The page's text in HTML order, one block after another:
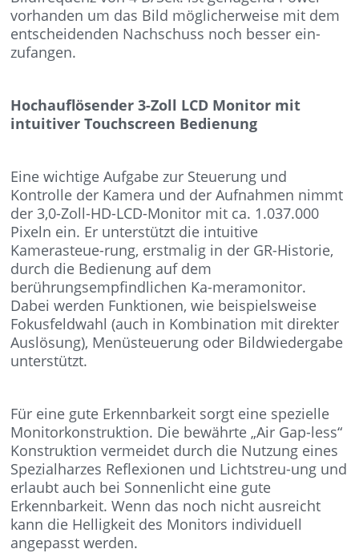
vorhanden um das Bild möglicherweise mit dem
entscheidenden Nachschuss noch besser ein-
zufangen.
Hochauflösender 3-Zoll LCD Monitor mit
intuitiver Touchscreen Bedienung
Eine wichtige Aufgabe zur Steuerung und
Kontrolle der Kamera und der Aufnahmen nimmt
der 3,0-Zoll-HD-LCD-Monitor mit ca. 1.037.000
Pixeln ein. Er unterstützt die intuitive
Kamerasteue-rung, erstmalig in der GR-Historie,
durch die Bedienung auf dem
berührungsempfindlichen Ka-meramonitor.
Dabei werden Funktionen, wie beispielsweise
Fokusfeldwahl (auch in Kombination mit direkter
Auslösung), Menüsteuerung oder Bildwiedergabe
unterstützt.
Für eine gute Erkennbarkeit sorgt eine spezielle
Monitorkonstruktion. Die bewährte „Air Gap-less“
Konstruktion vermeidet durch die Nutzung eines
Spezialharzes Reflexionen und Lichtstreu-ung und
erlaubt auch bei Sonnenlicht eine gute
Erkennbarkeit. Wenn das noch nicht ausreicht
kann die Helligkeit des Monitors individuell
angepasst werden.